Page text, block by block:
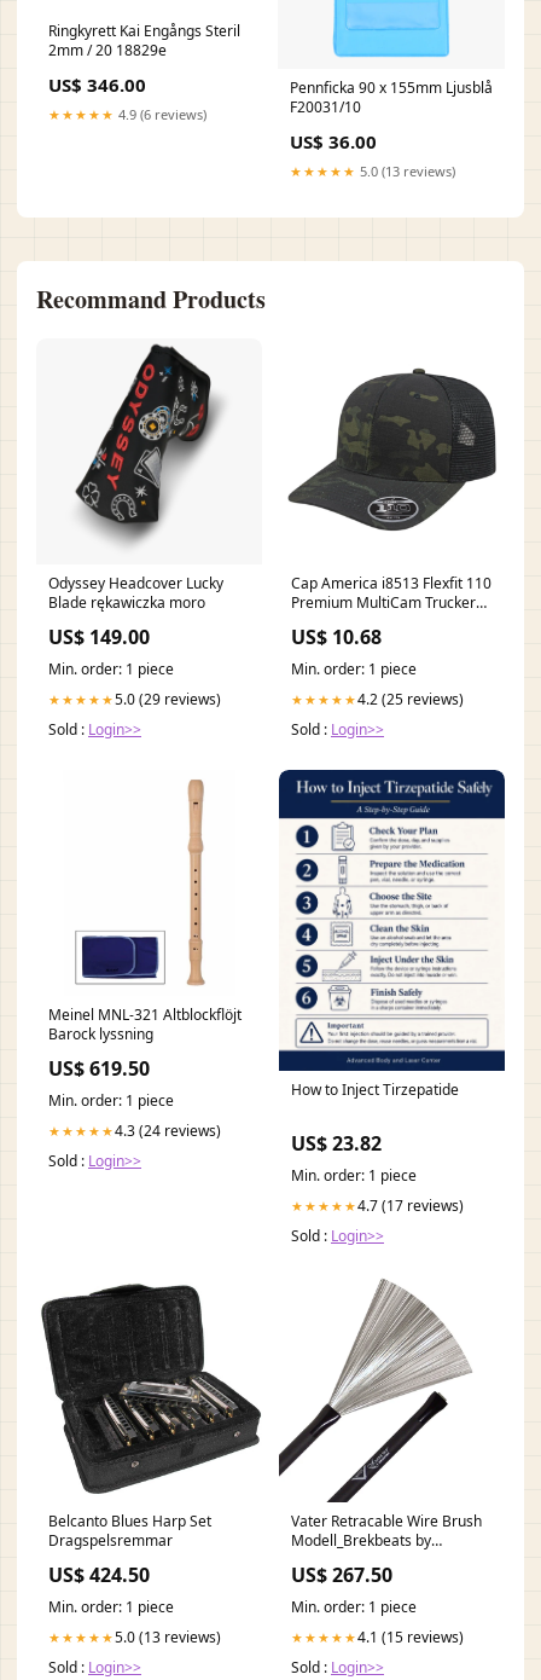
Ringkyrett Kai Engångs Steril
2mm / 20 18829e
US$ 346.00
★★★★★ 4.9 (6 reviews)
Pennficka 90 x 155mm Ljusblå
F20031/10
US$ 36.00
★★★★★ 5.0 (13 reviews)
Recommand Products
Odyssey Headcover Lucky
Blade rękawiczka moro
US$ 149.00
Min. order: 1 piece
★★★★★5.0 (29 reviews)
Sold : Login>>
Cap America i8513 Flexfit 110
Premium MultiCam Trucker
US$ 10.68
Min. order: 1 piece
★★★★★4.2 (25 reviews)
Sold : Login>>
Meinel MNL-321 Altblockflöjt
Barock lyssning
US$ 619.50
Min. order: 1 piece
★★★★★4.3 (24 reviews)
Sold : Login>>
How to Inject Tirzepatide
US$ 23.82
Min. order: 1 piece
★★★★★4.7 (17 reviews)
Sold : Login>>
Belcanto Blues Harp Set
Dragspelsremmar
US$ 424.50
Min. order: 1 piece
★★★★★5.0 (13 reviews)
Sold : Login>>
Vater Retracable Wire Brush
Modell_Brekbeats by
US$ 267.50
Min. order: 1 piece
★★★★★4.1 (15 reviews)
Sold : Login>>